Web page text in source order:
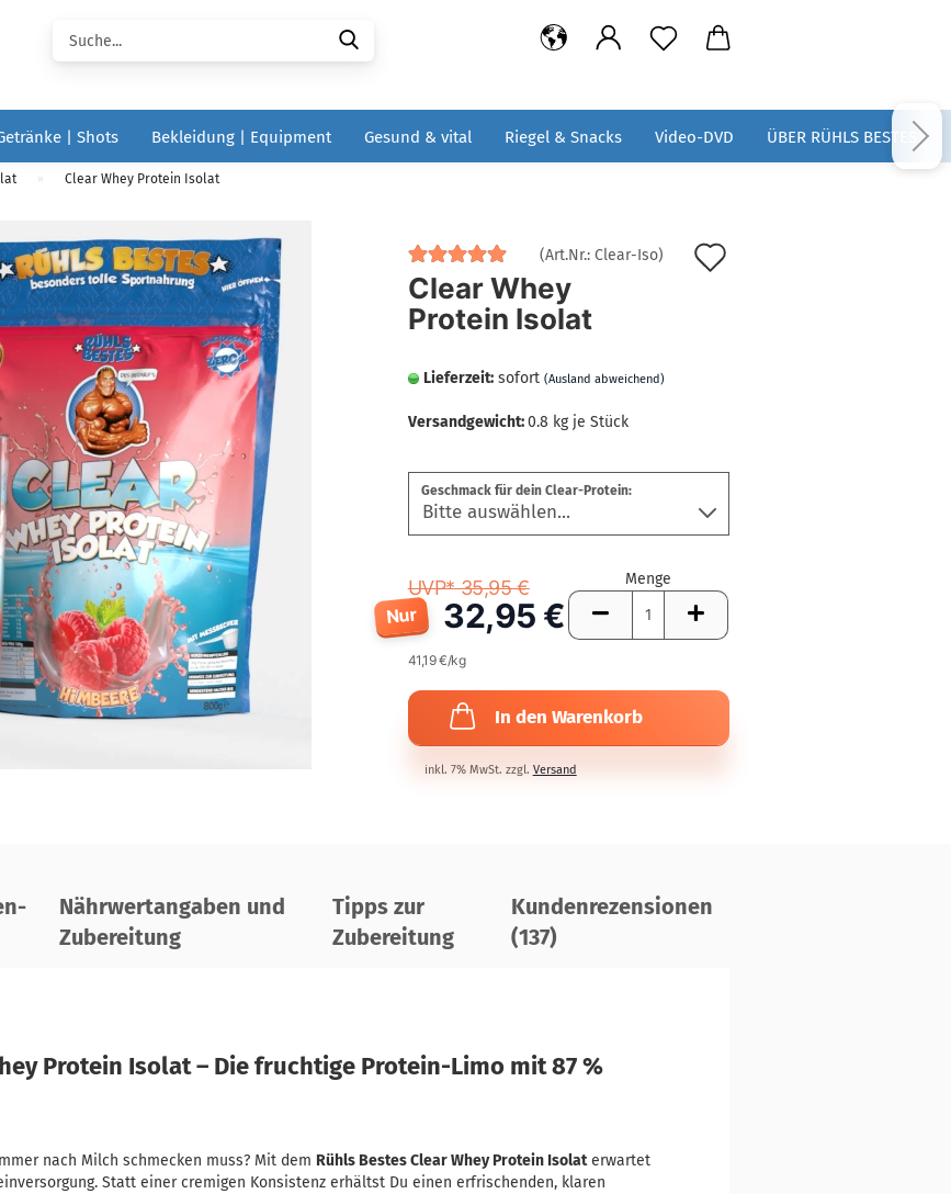
| Shots Bekleidung | Equipment Gesund & vital Riegel & Snacks Video-DVD ÜBER RÜHLS BESTES
» Clear Whey Protein Isolat
(Art.Nr.: Clear-Iso)
Clear Whey
Protein Isolat
Lieferzeit: sofort (Ausland abweichend)
Versandgewicht:0.8 kg je Stück
Geschmack für dein Clear-Protein:
UVP* 35,95 €
Nur 32,95 €
41,19 €/kg
Menge
In den Warenkorb
inkl. 7% MwSt. zzgl. Versand
Nährwertangaben und
Zubereitung
Tipps zur
Zubereitung
Kundenrezensionen
(137)
Protein Isolat – Die fruchtige Protein-Limo mit 87 %
nach Milch schmecken muss? Mit dem Rühls Bestes Clear Whey Protein Isolaterwartet
Statt einer cremigen Konsistenz erhältst Du einen erfrischenden, klaren